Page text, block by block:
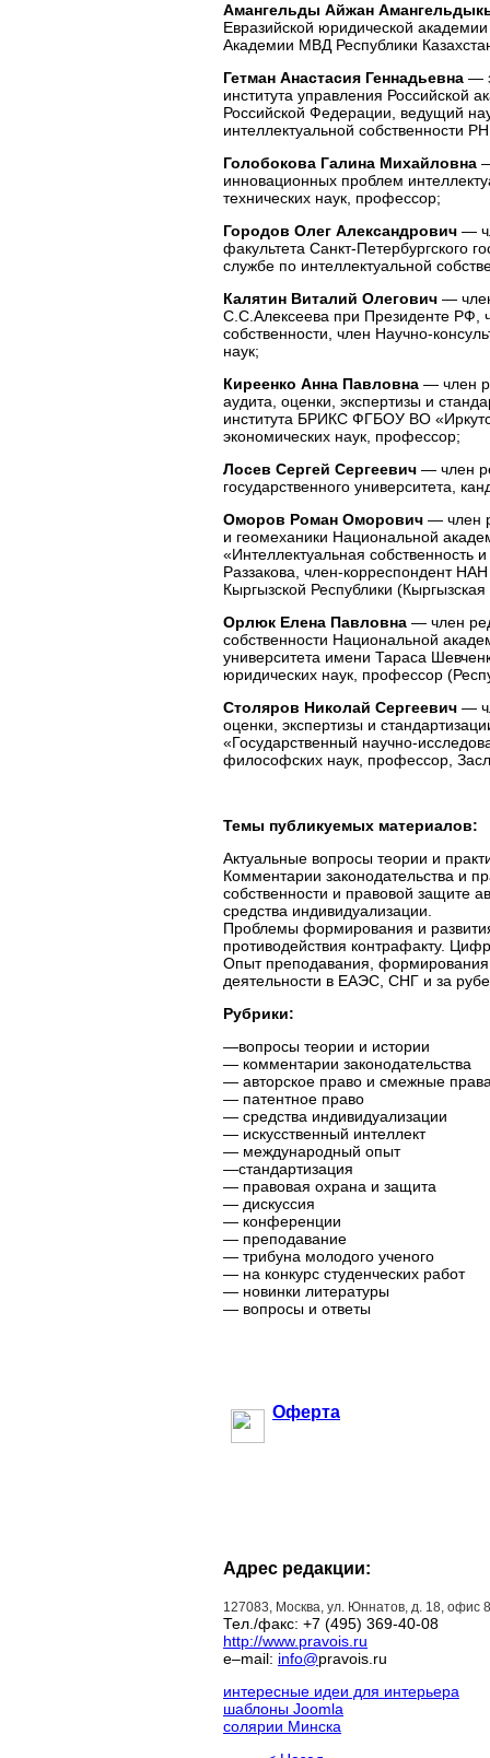
Амангельды Айжан
Евразийской юридической
Академии МВД Республики
Гетман Анастасия Геннадьевна —
института управления Российской
Российской Федерации, ведущий
интеллектуальной собственности
Голобокова Галина Михайловна
инновационных проблем
технических наук, профессор;
Городов Олег Александрович —
факультета Санкт-Петербургского
службе по интеллектуальной
Калятин Виталий Олегович —
С.С.Алексеева при Президенте РФ,
собственности, член Научно-
наук;
Киреенко Анна Павловна — член
аудита, оценки, экспертизы и
института БРИКС ФГБОУ ВО
экономических наук, профессор;
Лосев Сергей Сергеевич — член
государственного университета,
Оморов Роман Оморович — член
и геомеханики Национальной
«Интеллектуальная собственность
Раззакова, член-корреспондент
Кыргызской Республики
Орлюк Елена Павловна — член
собственности Национальной
университета имени Тараса
юридических наук, профессор
Столяров Николай Сергеевич —
оценки, экспертизы и
«Государственный научно-
философских наук, профессор,
Темы публикуемых материалов:
Актуальные вопросы теории и
Комментарии законодательства и
собственности и правовой защите
средства индивидуализации.
Проблемы формирования и
противодействия контрафакту.
Опыт преподавания, формирования
деятельности в ЕАЭС, СНГ и за
Рубрики:
—вопросы теории и истории
— комментарии законодательства
— авторское право и смежные
— патентное право
— средства индивидуализации
— искусственный интеллект
— международный опыт
—стандартизация
— правовая охрана и защита
— дискуссия
— конференции
— преподавание
— трибуна молодого ученого
— на конкурс студенческих работ
— новинки литературы
— вопросы и ответы
Оферта
Адрес редакции:
127083, Москва, ул. Юннатов, д. 18, офис
Тел./факс: +7 (495) 369-40-08
http://www.pravois.ru
e–mail: info@pravois.ru
интересные идеи для интерьера
шаблоны Joomla
солярии Минска